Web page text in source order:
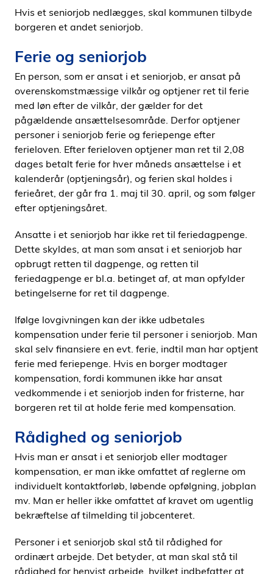
Hvis et seniorjob nedlægges, skal kommunen tilbyde
borgeren et andet seniorjob.
Ferie og seniorjob
En person, som er ansat i et seniorjob, er ansat på
overenskomstmæssige vilkår og optjener ret til ferie
med løn efter de vilkår, der gælder for det
pågældende ansættelsesområde. Derfor optjener
personer i seniorjob ferie og feriepenge efter
ferieloven. Efter ferieloven optjener man ret til 2,08
dages betalt ferie for hver måneds ansættelse i et
kalenderår (optjeningsår), og ferien skal holdes i
ferieåret, der går fra 1. maj til 30. april, og som følger
efter optjeningsåret.
Ansatte i et seniorjob har ikke ret til feriedagpenge.
Dette skyldes, at man som ansat i et seniorjob har
opbrugt retten til dagpenge, og retten til
feriedagpenge er bl.a. betinget af, at man opfylder
betingelserne for ret til dagpenge.
Ifølge lovgivningen kan der ikke udbetales
kompensation under ferie til personer i seniorjob. Man
skal selv finansiere en evt. ferie, indtil man har optjent
ferie med feriepenge. Hvis en borger modtager
kompensation, fordi kommunen ikke har ansat
vedkommende i et seniorjob inden for fristerne, har
borgeren ret til at holde ferie med kompensation.
Rådighed og seniorjob
Hvis man er ansat i et seniorjob eller modtager
kompensation, er man ikke omfattet af reglerne om
individuelt kontaktforløb, løbende opfølgning, jobplan
mv. Man er heller ikke omfattet af kravet om ugentlig
bekræftelse af tilmelding til jobcenteret.
Personer i et seniorjob skal stå til rådighed for
ordinært arbejde. Det betyder, at man skal stå til
rådighed for henvist arbejde, hvilket indbefatter at